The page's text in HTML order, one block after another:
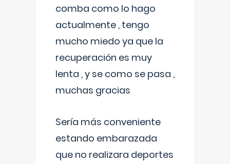
comba como lo hago
actualmente , tengo
mucho miedo ya que la
recuperación es muy
lenta , y se como se pasa ,
muchas gracias
Sería más conveniente
estando embarazada
que no realizara deportes